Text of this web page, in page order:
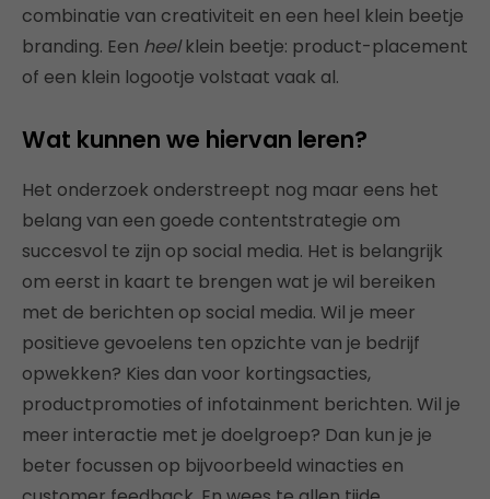
combinatie van creativiteit en een heel klein beetje
branding. Een heelklein beetje: product-placement
of een klein logootje volstaat vaak al.
Wat kunnen we hiervan leren?
Het onderzoek onderstreept nog maar eens het
belang van een goede contentstrategie om
succesvol te zijn op social media. Het is belangrijk
om eerst in kaart te brengen wat je wil bereiken
met de berichten op social media. Wil je meer
positieve gevoelens ten opzichte van je bedrijf
opwekken? Kies dan voor kortingsacties,
productpromoties of infotainment berichten. Wil je
meer interactie met je doelgroep? Dan kun je je
beter focussen op bijvoorbeeld winacties en